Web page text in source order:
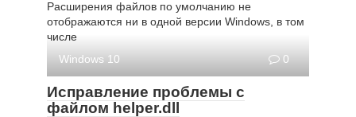
Расширения файлов по умолчанию не
отображаются ни в одной версии Windows, в том
числе
Windows 10
0
Исправление проблемы с
файлом helper.dll